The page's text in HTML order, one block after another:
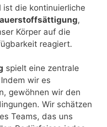
ist die kontinuierliche
,
Körper auf die
reagiert.
spielt eine zentrale
wir es
gewöhnen wir den
Wir schätzen
Teams, das uns